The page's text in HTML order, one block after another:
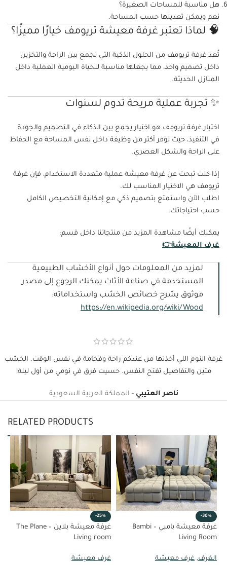
هل مناسبة للمساحات الصغيرة؟
نعم ويمكن تعديلها حسب المساحة.
🧠 لماذا تعتبر غرفة معيشة تريومف خيارًا مميزًا؟
تُعد غرفة تريومف من الحلول الذكية التي تجمع بين الراحة والتخزين
داخل تصميم واحد، مما يجعلها مناسبة للحياة اليومية العملية داخل
المنازل الحديثة.
✨ تجربة عملية مريحة تدوم لسنوات
اختيار غرفة تريومف هو اختيار يجمع بين الذكاء في التصميم والجودة
في التنفيذ، حيث توفر أكثر من وظيفة داخل نفس المساحة مع الحفاظ
على الراحة والشكل العصري.
إذا كنت تبحث عن غرفة معيشة عملية متعددة الاستخدام، فإن غرفة
تريومف هي الاختيار المناسب لك.
اطلب الآن واستمتع بتصميم ذكي مع إمكانية التخصيص الكامل
حسب احتياجاتك.
يمكنك أيضًا مشاهدة المزيد من منتجاتنا داخل قسم:
غرف المعيشة👉
لمزيد من المعلومات حول أنواع الأخشاب الطبيعية
المستخدمة في صناعة الأثاث يمكنك الرجوع إلى مصدر
موثوق يشرح خصائص الخشب واستخداماته:
https://en.wikipedia.org/wiki/Wood
غرفة النوم اللي أخذتها من عندكم راحة وفخامة في نفس الوقت. الخشب
متين والتفاصيل تفتح النفس. حسيت فرق في نومي من أول ليلة!
ناصر العتيبي المملكة العربية السعودية
RELATED PRODUCTS
-30%
غرفة معيشة بامبي – Bambi
Living Room
الغرف, غرف معيشة
-25%
غرفة معيشة بلاين – The Plane
Living room
غرف معيشة